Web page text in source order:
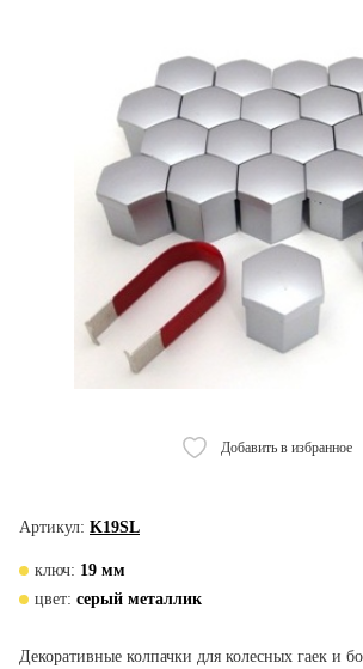
Добавить в избранное
Артикул: K19SL
ключ: 19 мм
цвет: серый металлик
Декоративные колпачки для колесных гаек и